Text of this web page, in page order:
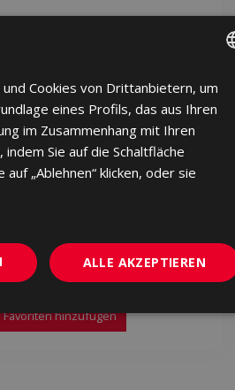
ROBLE 120 X 20
| 20x120
hinzufügen
SPANISH
ENGLISH
GERMAN
und Cookies von Drittanbietern, um
eines Profils, das aus Ihren
im Zusammenhang mit Ihren
Sie auf die Schaltfläche
auf „Ablehnen“ klicken, oder sie
ALLE AKZEPTIEREN